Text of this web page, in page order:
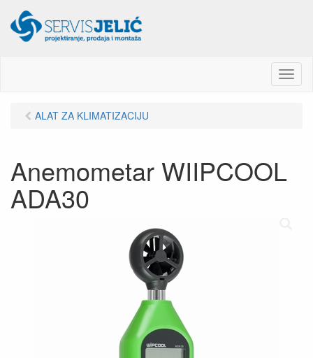
M
e
ALAT ZA KLIMATIZACIJU
Anemometar WIIPCOOL
ADA30